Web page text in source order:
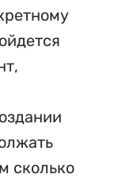
сколько